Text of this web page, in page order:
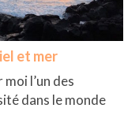
et mer
l’un des
dans le monde